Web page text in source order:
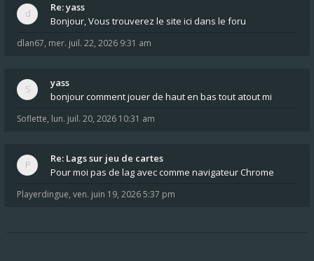
Re: yass
Bonjour, Vous trouverez le site ici dans le foru
dlan67, mer. juil. 22, 2026 9:31 am
yass
bonjour comment jouer de haut en bas tout atout mi
Soflette, lun. juil. 20, 2026 10:31 am
Re: Lags sur jeu de cartes
Pour moi pas de lag avec comme navigateur Chrome
Playerdingue, ven. juin 19, 2026 5:37 pm